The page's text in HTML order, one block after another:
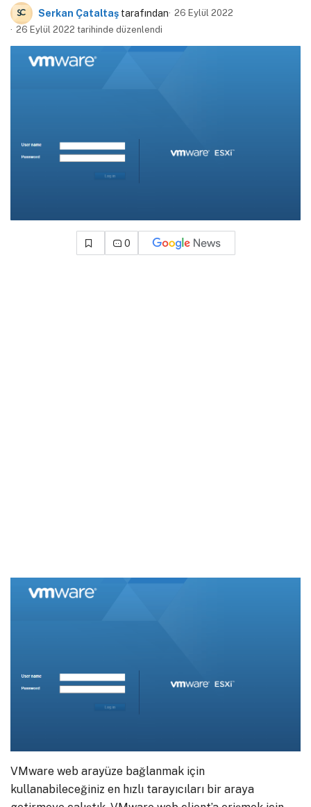
Serkan Çataltaş tarafından 26 Eylül 2022
26 Eylül 2022 tarihinde düzenlendi
0
VMware web arayüze bağlanmak için
kullanabileceğiniz en hızlı tarayıcıları bir araya